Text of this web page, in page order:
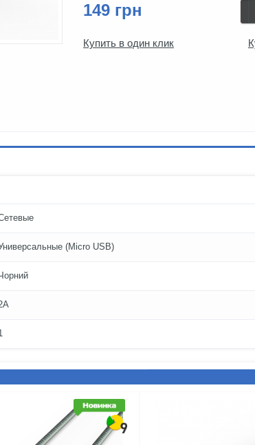
149 грн
Купить в один клик
(Micro USB)